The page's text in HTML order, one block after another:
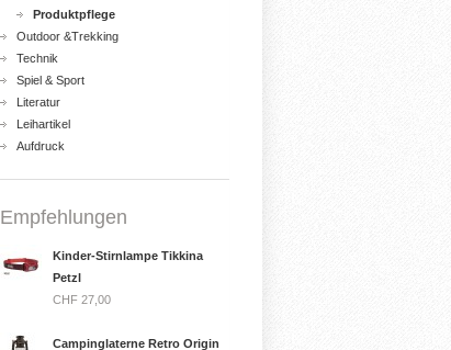
Produktpflege
Outdoor &Trekking
Technik
Spiel & Sport
Literatur
Leihartikel
Aufdruck
Empfehlungen
Kinder-Stirnlampe Tikkina
Petzl
CHF 27,00
Campinglaterne Retro Origin